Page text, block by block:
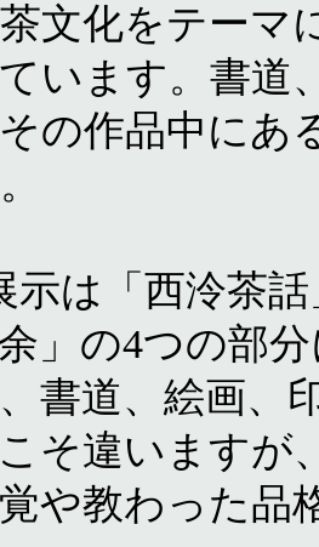
文化をテーマ
います。書道
の作品中にあ
示は「西泠茶
」の4つの部
書道、絵画、
そ違いますが
や教わった品